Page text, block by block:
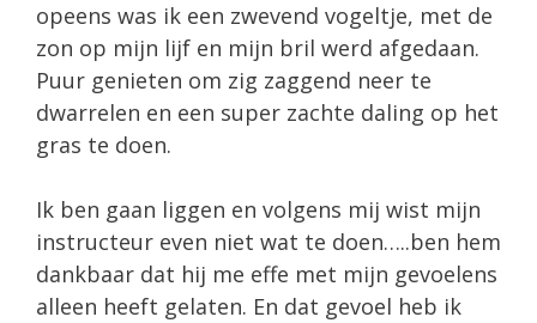
opeens was ik een zwevend vogeltje, met de
zon op mijn lijf en mijn bril werd afgedaan.
Puur genieten om zig zaggend neer te
dwarrelen en een super zachte daling op het
gras te doen.
Ik ben gaan liggen en volgens mij wist mijn
instructeur even niet wat te doen…..ben hem
dankbaar dat hij me effe met mijn gevoelens
alleen heeft gelaten. En dat gevoel heb ik